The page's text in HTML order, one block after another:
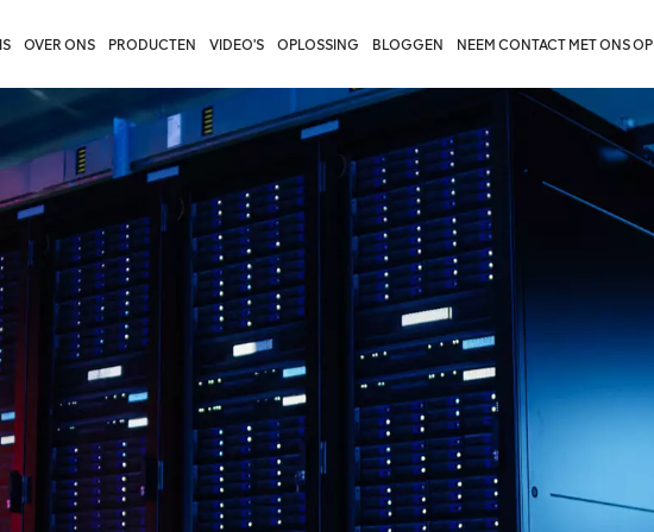
OVER ONS PRODUCTEN VIDEO'S OPLOSSING BLOGGEN NEEM CONTACT MET ONS OP